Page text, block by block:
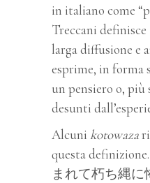
in italiano come
Treccani
larga diffusione e
esprime, in forma
un pensiero o, più
desunti
Alcuni kotowaza
questa
まれて朽ち縄に